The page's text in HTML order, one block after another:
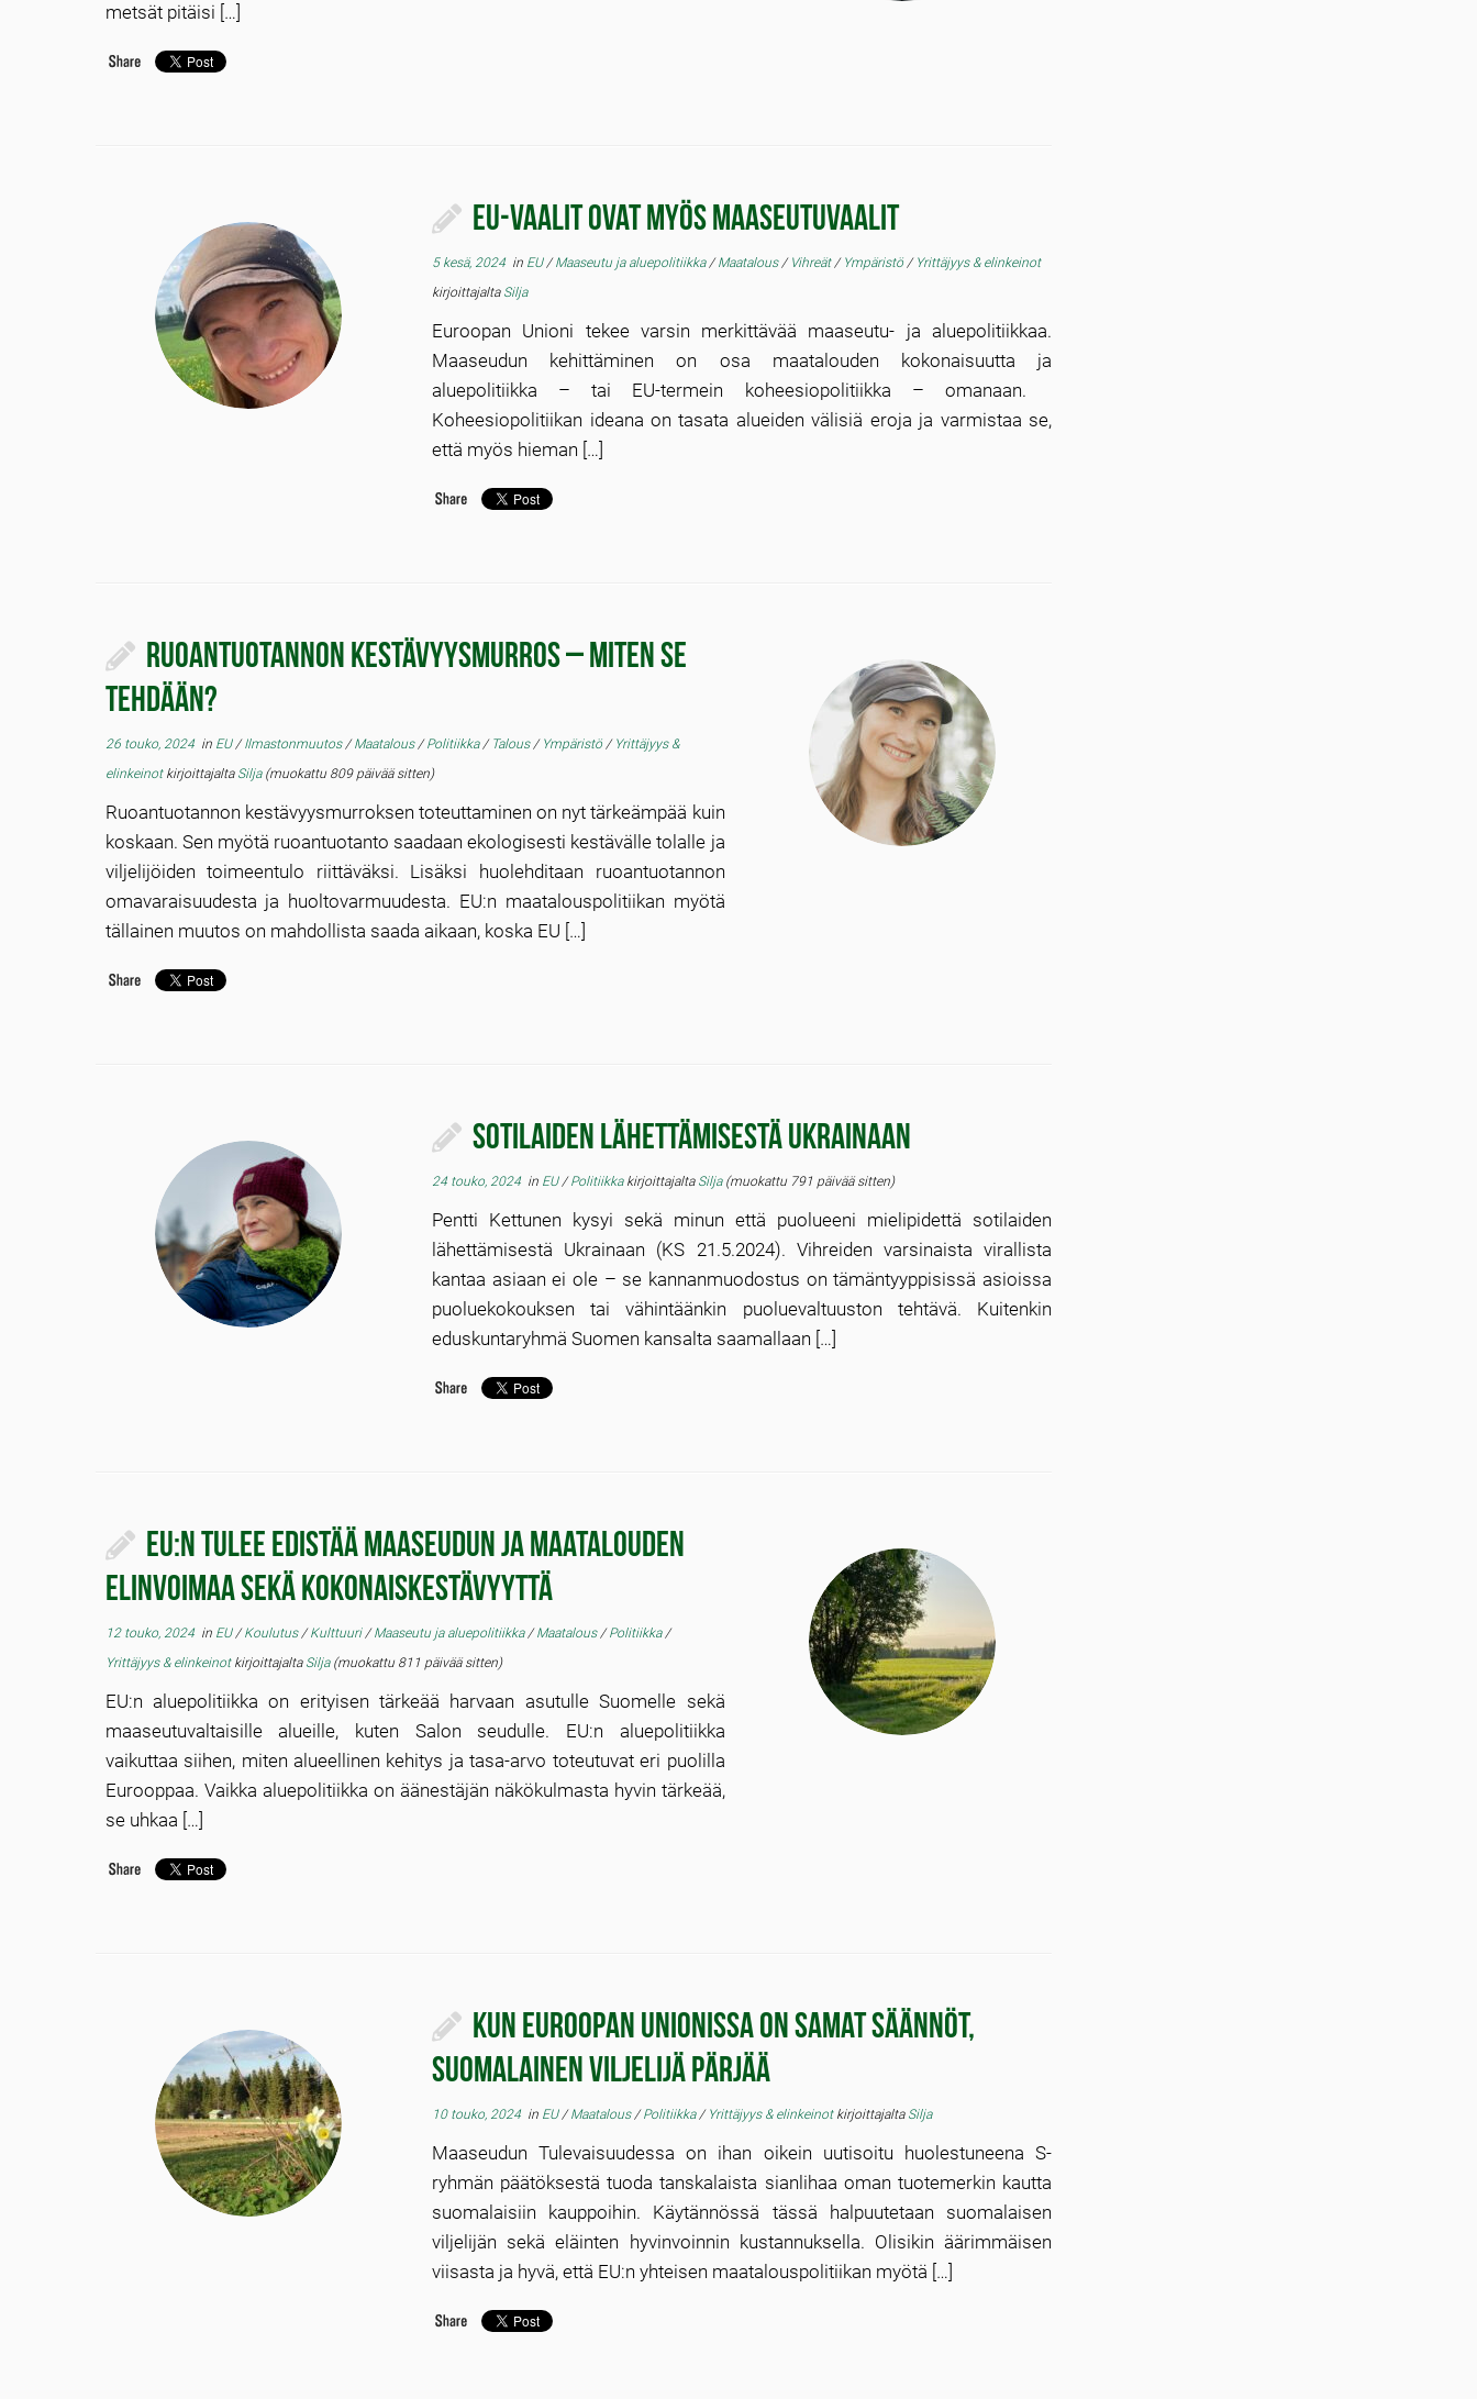
metsät pitäisi […]
EU-vaalit ovat myös maaseutuvaalit
5 kesä, 2024in EU/Maaseutu ja aluepolitiikka/Maatalous/ Vihreät/ Ympäristö/ Yrittäjyys & elinkeinot
kirjoittajalta Silja
Euroopan Unioni tekee varsin merkittävää maaseutu- ja aluepolitiikkaa.
Maaseudun kehittäminen on osa maatalouden kokonaisuutta ja
aluepolitiikka – tai EU-termein koheesiopolitiikka – omanaan.
Koheesiopolitiikan ideana on tasata alueiden välisiä eroja ja varmistaa se,
että myös hieman […]
Ruoantuotannon kestävyysmurros – miten se
tehdään?
26 touko, 2024in EU/Ilmastonmuutos/Maatalous/Politiikka/ Talous/ Ympäristö / Yrittäjyys &
elinkeinot kirjoittajalta Silja(muokattu 809 päivää sitten)
Ruoantuotannon kestävyysmurroksen toteuttaminen on nyt tärkeämpää kuin
koskaan. Sen myötä ruoantuotanto saadaan ekologisesti kestävälle tolalle ja
viljelijöiden toimeentulo riittäväksi. Lisäksi huolehditaan ruoantuotannon
omavaraisuudesta ja huoltovarmuudesta. EU:n maatalouspolitiikan myötä
tällainen muutos on mahdollista saada aikaan, koska EU […]
Sotilaiden lähettämisestä Ukrainaan
24 touko, 2024in EU/Politiikka kirjoittajalta Silja(muokattu 791 päivää sitten)
Pentti Kettunen kysyi sekä minun että puolueeni mielipidettä sotilaiden
lähettämisestä Ukrainaan (KS 21.5.2024). Vihreiden varsinaista virallista
kantaa asiaan ei ole – se kannanmuodostus on tämäntyyppisissä asioissa
puoluekokouksen tai vähintäänkin puoluevaltuuston tehtävä. Kuitenkin
eduskuntaryhmä Suomen kansalta saamallaan […]
EU:n tulee edistää maaseudun ja maatalouden
elinvoimaa sekä kokonaiskestävyyttä
12 touko, 2024in EU/Koulutus/Kulttuuri/Maaseutu ja aluepolitiikka/Maatalous/Politiikka/
Yrittäjyys & elinkeinot kirjoittajalta Silja(muokattu 811 päivää sitten)
EU:n aluepolitiikka on erityisen tärkeää harvaan asutulle Suomelle sekä
maaseutuvaltaisille alueille, kuten Salon seudulle. EU:n aluepolitiikka
vaikuttaa siihen, miten alueellinen kehitys ja tasa-arvo toteutuvat eri puolilla
Eurooppaa. Vaikka aluepolitiikka on äänestäjän näkökulmasta hyvin tärkeää,
se uhkaa […]
Kun Euroopan Unionissa on samat säännöt,
suomalainen viljelijä pärjää
10 touko, 2024in EU/Maatalous/Politiikka/ Yrittäjyys & elinkeinot kirjoittajalta Silja
Maaseudun Tulevaisuudessa on ihan oikein uutisoitu huolestuneena S-
ryhmän päätöksestä tuoda tanskalaista sianlihaa oman tuotemerkin kautta
suomalaisiin kauppoihin. Käytännössä tässä halpuutetaan suomalaisen
viljelijän sekä eläinten hyvinvoinnin kustannuksella. Olisikin äärimmäisen
viisasta ja hyvä, että EU:n yhteisen maatalouspolitiikan myötä […]